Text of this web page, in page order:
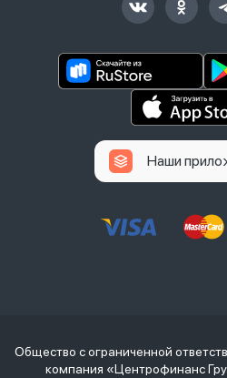
Наши
Общество с ограниченной
компания «Центрофинанс